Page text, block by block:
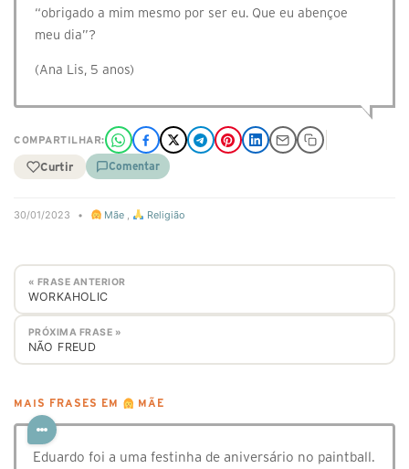
“obrigado a mim mesmo por ser eu. Que eu abençoe
meu dia”?
(Ana Lis, 5 anos)
COMPARTILHAR:
Curtir Comentar
30/01/2023 • Mãe , Religião
« FRASE ANTERIOR
WORKAHOLIC
PRÓXIMA FRASE »
NÃO FREUD
MAIS FRASES EM MÃE
Eduardo foi a uma festinha de aniversário no paintball.